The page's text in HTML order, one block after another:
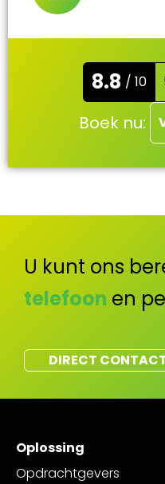
8.8 / 10
Boek nu:
U kunt ons
telefoon en
DIRECT
Oplossing
Opdrachtgevers